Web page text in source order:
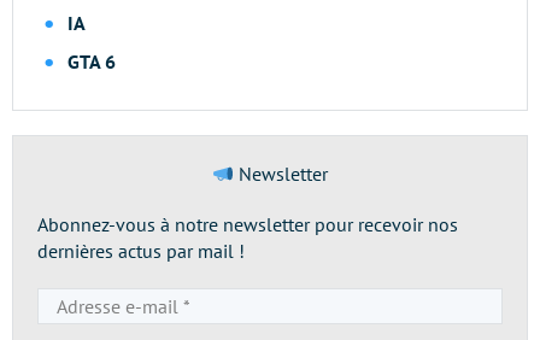
IA
GTA 6
Newsletter
Abonnez-vous à notre newsletter pour recevoir nos
dernières actus par mail !
e-